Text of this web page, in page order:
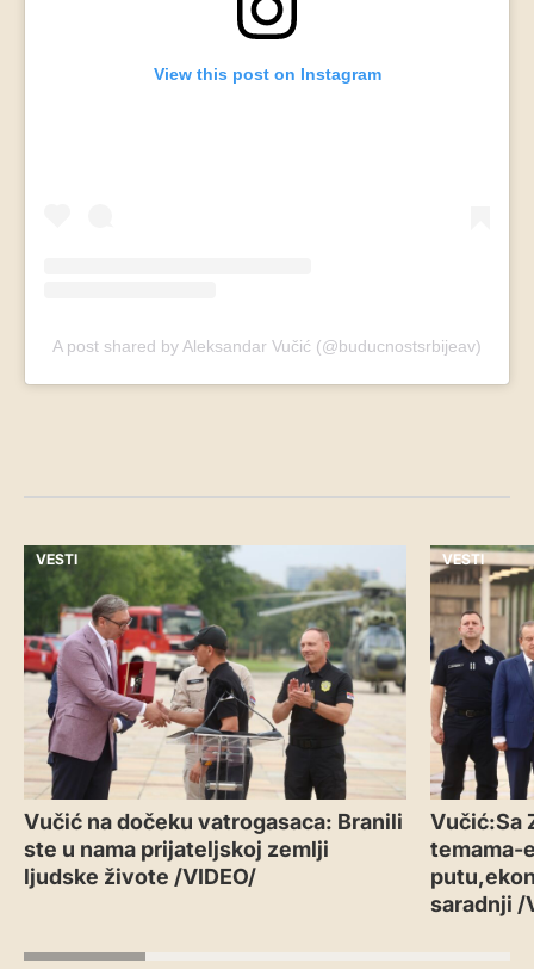
View this post on Instagram
A post shared by Aleksandar Vučić (@buducnostsrbijeav)
VESTI
Vučić na dočeku vatrogasaca: Branili
ste u nama prijateljskoj zemlji
ljudske živote /VIDEO/
VESTI
Vučić:Sa
temama-
saradnji /